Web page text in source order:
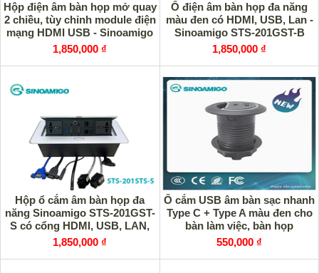
Hộp điện âm bàn họp mở quay
2 chiều, tùy chỉnh module điện
mạng HDMI USB - Sinoamigo
STS-7S/6F
1,850,000 ₫
Ổ điện âm bàn họp đa năng
màu đen có HDMI, USB, Lan -
Sinoamigo STS-201GST-B
1,850,000 ₫
Hộp ổ cắm âm bàn họp đa
năng Sinoamigo STS-201GST-
S có cổng HDMI, USB, LAN,
Audio
1,850,000 ₫
Ổ cắm USB âm bàn sạc nhanh
Type C + Type A màu đen cho
bàn làm việc, bàn họp
Sinoamigo STC-1B/C20
550,000 ₫